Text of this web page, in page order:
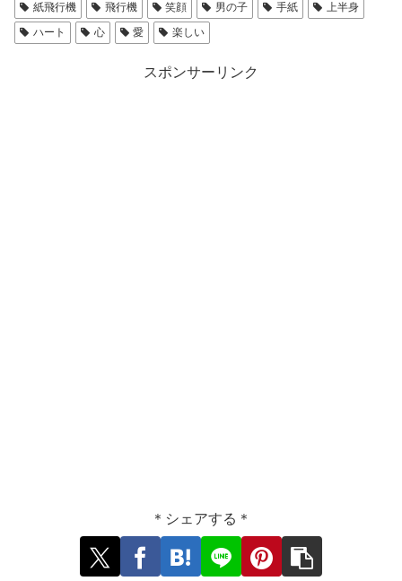
紙飛行機 飛行機 笑顔 男の子 手紙
上半身
ハート
心 愛 楽しい
スポンサーリンク
＊シェアする＊